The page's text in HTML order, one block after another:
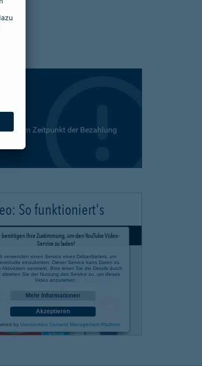
zum Zeitpunkt der Bezahlung
So funktioniert's
benötigen Ihre Zustimmung, um den YouTube Video-
Service zu laden!
verwenden einen Service eines Drittanbieters, um
einzubetten. Dieser Service kann Daten zu
Aktivitäten sammeln. Bitte lesen Sie die Details durch
stimmen Sie der Nutzung des Service zu, um dieses
Video anzusehen.
Mehr Informationen
Akzeptieren
by Usercentrics Consent Management Platform